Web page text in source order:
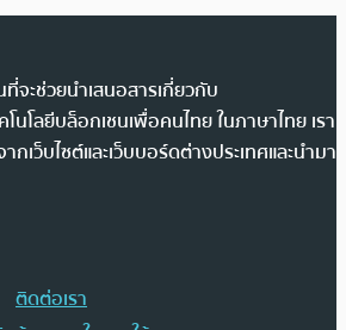
จะช่วยนำเสนอสารเกี่ยวกับ
นโลยีบล็อกเชนเพื่อคนไทย ในภาษาไทย เรา
เว็บไซต์และเว็บบอร์ดต่างประเทศและนำมา
ติดต่อเรา